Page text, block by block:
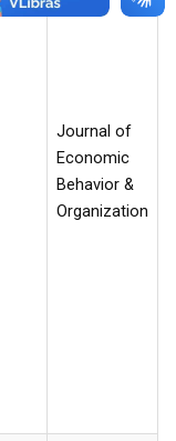
Journal of
Economic
Behavior &
Organization